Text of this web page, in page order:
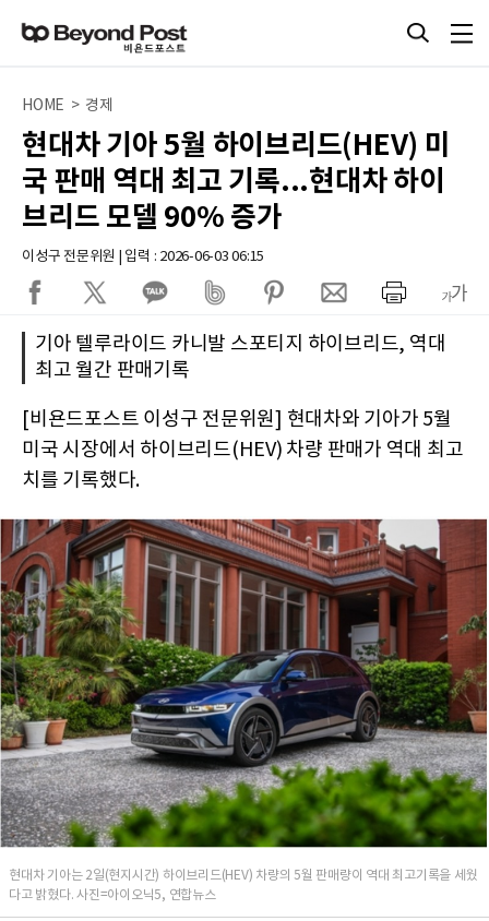
HOME > 경제
현대차 기아 5월 하이브리드(HEV) 미
국 판매 역대 최고 기록...현대차 하이
브리드 모델 90% 증가
이성구 전문위원 | 입력 : 2026-06-03 06:15
기아 텔루라이드 카니발 스포티지 하이브리드, 역대
최고 월간 판매기록
[비욘드포스트 이성구 전문위원] 현대차와 기아가 5월
미국 시장에서 하이브리드(HEV) 차량 판매가 역대 최고
치를 기록했다.
현대차 기아는 2일(현지시간) 하이브리드(HEV) 차량의 5월 판매량이 역대 최고기록을 세웠
다고 밝혔다. 사진=아이오닉5, 연합뉴스